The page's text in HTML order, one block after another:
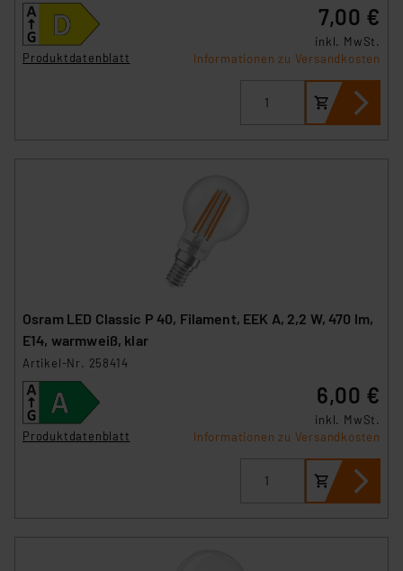
Produktdatenblatt
7,00 €
inkl. MwSt.
Informationen zu Versandkosten
Osram LED Classic P 40, Filament, EEK A, 2,2 W, 470 lm,
E14, warmweiß, klar
Artikel-Nr. 258414
Produktdatenblatt
6,00 €
inkl. MwSt.
Informationen zu Versandkosten